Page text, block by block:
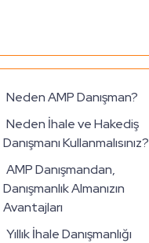
Neden AMP Danışman?
Neden İhale ve Hakediş
Danışmanı Kullanmalısınız?
AMP Danışmandan,
Danışmanlık Almanızın
Avantajları
Yıllık İhale Danışmanlığı